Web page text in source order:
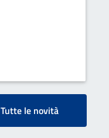
Tutte le novità